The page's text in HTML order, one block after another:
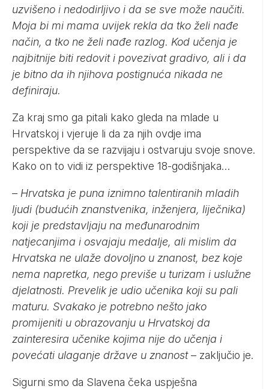
uzvišeno i nedodirljivo i da se sve može naučiti.
Moja bi mi mama uvijek rekla da tko želi nađe
način, a tko ne želi nađe razlog. Kod učenja je
najbitnije biti redovit i povezivat gradivo, ali i da
je bitno da ih njihova postignuća nikada ne
definiraju.
Za kraj smo ga pitali kako gleda na mlade u
Hrvatskoj i vjeruje li da za njih ovdje ima
perspektive da se razvijaju i ostvaruju svoje snove.
Kako on to vidi iz perspektive 18-godišnjaka…
– Hrvatska je puna iznimno talentiranih mladih
ljudi (budućih znanstvenika, inženjera, liječnika)
koji je predstavljaju na međunarodnim
natjecanjima i osvajaju medalje, ali mislim da
Hrvatska ne ulaže dovoljno u znanost, bez koje
nema napretka, nego previše u turizam i uslužne
djelatnosti. Prevelik je udio učenika koji su pali
maturu. Svakako je potrebno nešto jako
promijeniti u obrazovanju u Hrvatskoj da
zainteresira učenike kojima nije do učenja i
povećati ulaganje države u znanost– zaključio je.
Sigurni smo da Slavena čeka uspješna